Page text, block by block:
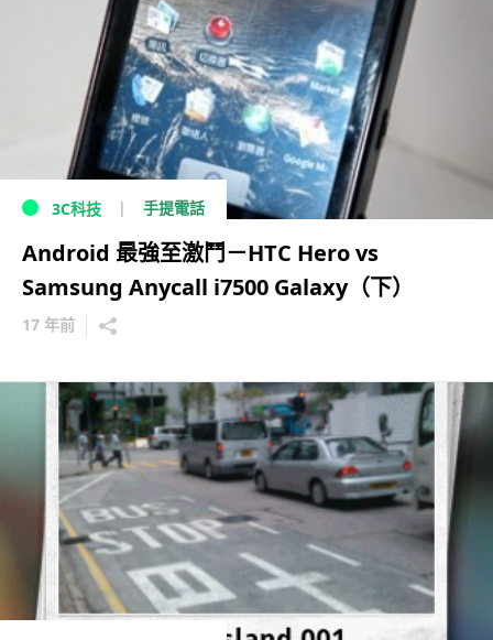
3C科技 手提電話
Android 最強至激鬥－HTC Hero vs
Samsung Anycall i7500 Galaxy（下）
17 年前